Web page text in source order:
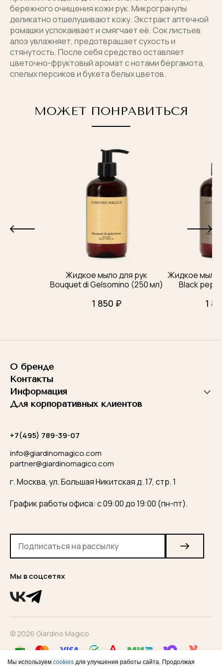
бережного очищения кожи рук. Микрогранулы
деликатно отшелушивают кожу. Экстракт аптечной
ромашки успокаивает и смягчает её. Сок листьев
алоэ увлажняет, предотвращает сухость и
стянутость. После себя средство оставляет
цветочно-фруктовый аромат с нотами бергамота,
спелых персиков и букета белых цветов.
Ваш телефон
Продолжая, вы соглашаетесь с
политикой конфиденциальностии спубличной офертой
КУПИТЬ В ОДИН КЛИК
Ваше имя
Имя получателя
правилами обработки персональных
ОТПРАВИТЬ
МОЖЕТ ПОНРАВИТЬСЯ
Жидкое мыло для рук
Bouquet di Gelsomino (250 мл)
1 850 ₽
Жидкое мыло
Black
1
О бренде
Контакты
Информация
Для корпоративных клиентов
Мы в соцсетях
+7(495) 789-39-07
info@giardinomagico.com
partner@giardinomagico.com
г. Москва, ул. Большая Никитская д. 17, стр. 1
График работы офиса: с 09:00 до 19:00 (пн-пт).
© 2026 Giardino Magico
Ваш телефон
Я согласен справилами обработки персональных
ОТПРАВИТЬ
отправлено
Мы ответим вам в ближайшее время.
Мы используем cookies для улучшения работы сайта. Продолжая